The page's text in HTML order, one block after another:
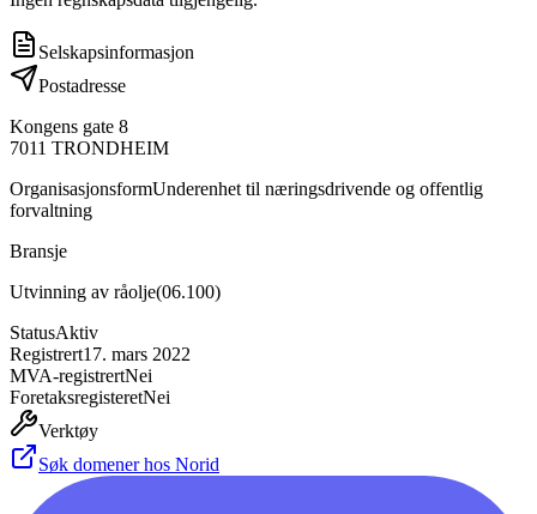
Selskapsinformasjon
Postadresse
Kongens gate 8
7011 TRONDHEIM
OrganisasjonsformUnderenhet til næringsdrivende og offentlig
forvaltning
Bransje
Utvinning av råolje(06.100)
StatusAktiv
Registrert17. mars 2022
MVA-registrertNei
ForetaksregisteretNei
Verktøy
Søk domener hos Norid